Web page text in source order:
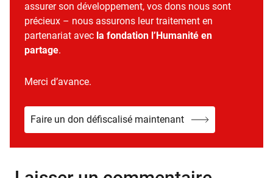
assurer son développement, vos dons nous sont
précieux – nous assurons leur traitement en
partenariat avec la fondation l’Humanité en
partage.
Merci d’avance.
Faire un don défiscalisé maintenant